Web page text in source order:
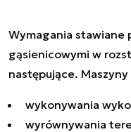
Wymagania stawiane
gąsienicowymi w
następujące.
wykonywania
wyrównywania